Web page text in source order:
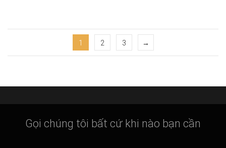
1 2 3 →
Gọi chúng tôi bất cứ khi nào bạn cần